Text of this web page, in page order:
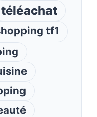
téléachat
tf1